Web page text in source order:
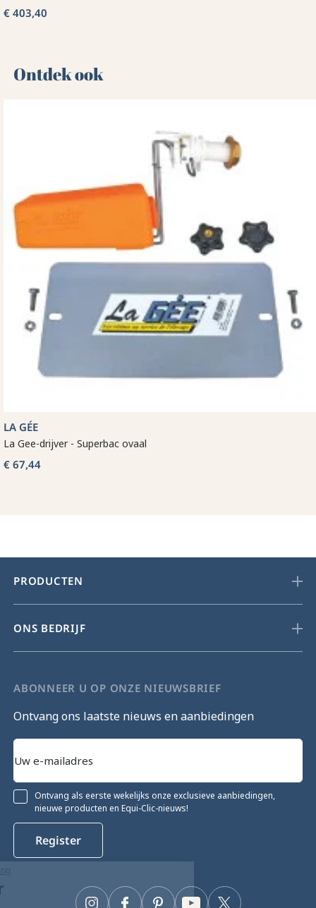
Cookiebeheer
€ 403,40
Ontdek ook 🌻
LA GÉE
La Gee-drijver - Superbac ovaal
€ 67,44
PRODUCTEN
ONS BEDRIJF
ABONNEER U OP ONZE NIEUWSBRIEF
Ontvang ons laatste nieuws en aanbiedingen
Ontvang als eerste wekelijks onze exclusieve aanbiedingen,
nieuwe producten en Equi-Clic-nieuws!
Register